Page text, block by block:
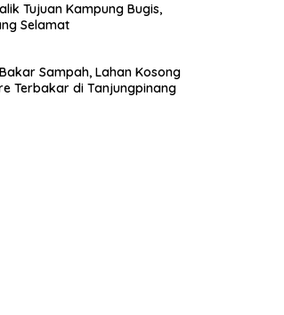
Tujuan Kampung Bugis,
Selamat
Sampah, Lahan Kosong
Terbakar di Tanjungpinang